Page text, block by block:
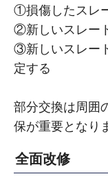
①損傷したスレ
②新しいスレー
③新しいスレー
定する
部分交換は周囲
保が重要となり
全面改修